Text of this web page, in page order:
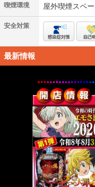
喫煙環境 屋外喫煙スペ
安全対策
最新情報